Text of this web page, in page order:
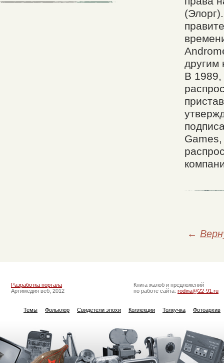
другим
В 1989,
←
Разработка портала
Артимедия веб, 2012
Книга жалоб и предложений
по работе сайта: rodina@22-91.ru
Темы Фольклор Свидетели эпохи Коллекции Толкучка Фотоархив